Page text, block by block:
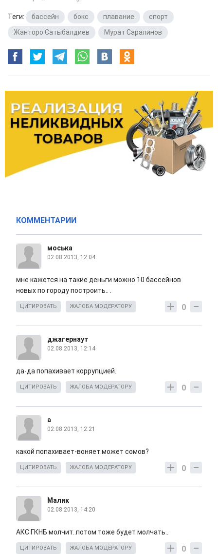
Теги: бассейн бокс плавание спорт
Жанторо Сатыбалдиев
Мурат Саралинов
КОММЕНТАРИИ
моська
02.08.2013, 12:04
мне кажется на такие деньги можно 10 бассейнов
новых по городу построить.. .
0
ЦИТИРОВАТЬ ЖАЛОБА МОДЕРАТОРУ
джагернаут
02.08.2013, 12:14
да-да попахивает коррупцией.
0
ЦИТИРОВАТЬ ЖАЛОБА МОДЕРАТОРУ
а
02.08.2013, 12:21
какой попахивает-воняет.может сомов?
0
ЦИТИРОВАТЬ ЖАЛОБА МОДЕРАТОРУ
Малик
02.08.2013, 14:20
АКС ГКНБ молчит..потом тоже будет молчать..
0
ЦИТИРОВАТЬ ЖАЛОБА МОДЕРАТОРУ